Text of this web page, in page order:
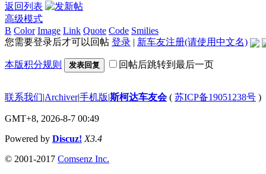
返回列表
高级模式
B Color Image Link Quote Code Smilies
您需要登录后才可以回帖 登录 | 新车友注册(请使用中文名)
本版积分规则 发表回复 回帖后跳转到最后一页
联系我们|Archiver|手机版|斯柯达车友会( 苏ICP备19051238号 )
GMT+8, 2026-8-7 00:49
Powered by Discuz! X3.4
© 2001-2017 Comsenz Inc.